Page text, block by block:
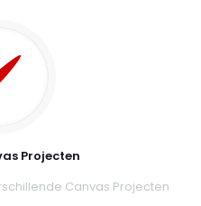
Projecten
Canvas Projecten